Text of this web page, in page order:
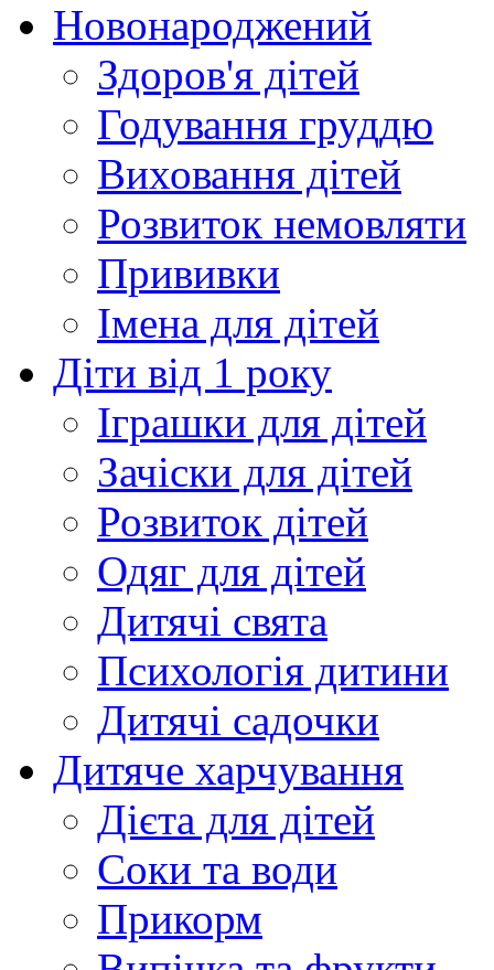
Новонароджений
Здоров'я дітей
Годування груддю
Виховання дітей
Розвиток немовляти
Прививки
Імена для дітей
Діти від 1 року
Іграшки для дітей
Зачіски для дітей
Розвиток дітей
Одяг для дітей
Дитячі свята
Психологія дитини
Дитячі садочки
Дитяче харчування
Дієта для дітей
Соки та води
Прикорм